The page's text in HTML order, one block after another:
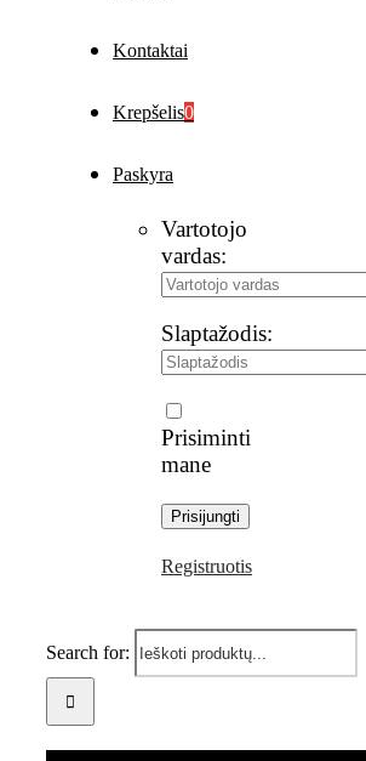
Kontaktai
Krepšelis0
Paskyra
Vartotojo
vardas:
Slaptažodis:
Prisiminti
mane
Registruotis
Search for: